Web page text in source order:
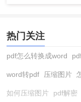
总结
以上就是mp4文
绍了，我们可以
热门关注
pdf怎么转换成word
word转pdf 压缩图片
如何压缩图片 pdf解密